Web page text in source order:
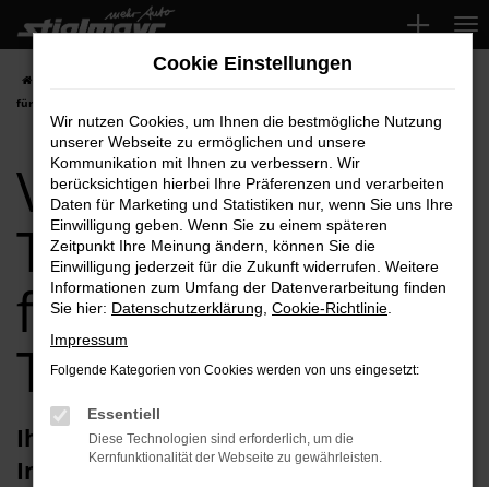
Zum
Hauptinhalt
springen
für Ingolstadt Top-Angebote
VW Caddy
Tageszulassung
für Ingolstadt
Top-Angebote
Ihren VW Caddy Tageszulassung für
Ingolstadt erhalten Sie im Autohaus
Cookie Einstellungen
Wir nutzen Cookies, um Ihnen die bestmögliche Nutzung
unserer Webseite zu ermöglichen und unsere
Kommunikation mit Ihnen zu verbessern. Wir
berücksichtigen hierbei Ihre Präferenzen und verarbeiten
Daten für Marketing und Statistiken nur, wenn Sie uns Ihre
Einwilligung geben. Wenn Sie zu einem späteren
Zeitpunkt Ihre Meinung ändern, können Sie die
Einwilligung jederzeit für die Zukunft widerrufen. Weitere
Informationen zum Umfang der Datenverarbeitung finden
Sie hier: Datenschutzerklärung Cookie-Richtlinie
Impressum
Folgende Kategorien von Cookies werden von uns eingesetzt:
Essentiell
Diese Technologien sind erforderlich, um die
Kernfunktionalität der Webseite zu gewährleisten.